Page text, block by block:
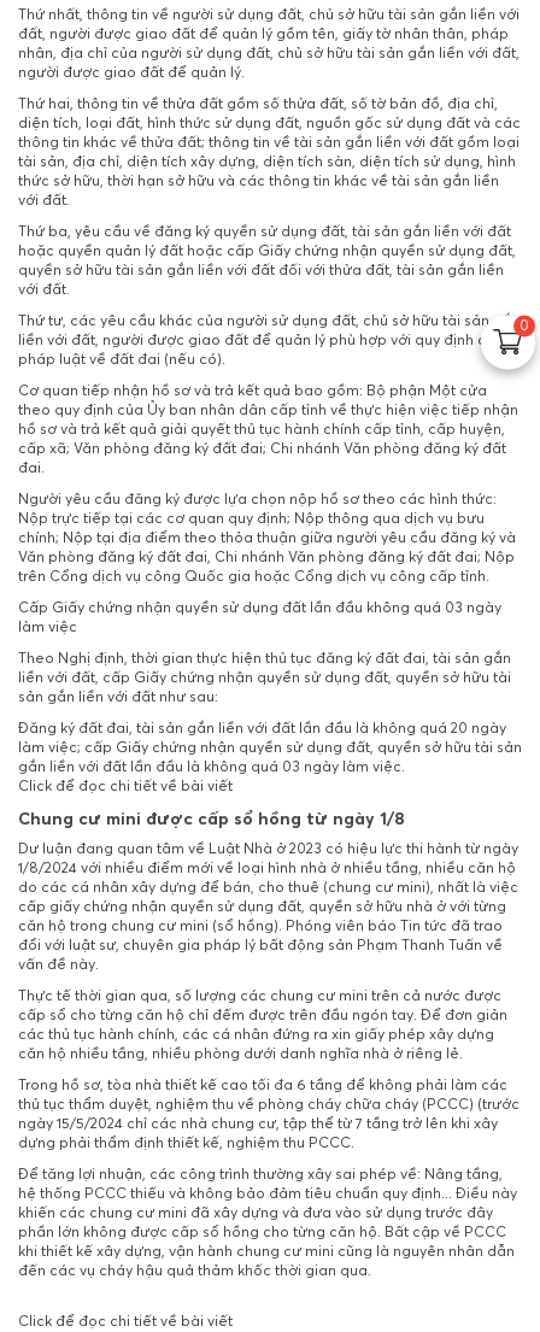
0
Thứ nhất, thông tin về người sử dụng đất, chủ sở hữu tài sản gắn liền với
đất, người được giao đất để quản lý gồm tên, giấy tờ nhân thân, pháp
nhân, địa chỉ của người sử dụng đất, chủ sở hữu tài sản gắn liền với đất,
người được giao đất để quản lý.
Thứ hai, thông tin về thửa đất gồm số thửa đất, số tờ bản đồ, địa chỉ,
diện tích, loại đất, hình thức sử dụng đất, nguồn gốc sử dụng đất và các
thông tin khác về thửa đất; thông tin về tài sản gắn liền với đất gồm loại
tài sản, địa chỉ, diện tích xây dựng, diện tích sàn, diện tích sử dụng, hình
thức sở hữu, thời hạn sở hữu và các thông tin khác về tài sản gắn liền
với đất.
Thứ ba, yêu cầu về đăng ký quyền sử dụng đất, tài sản gắn liền với đất
hoặc quyền quản lý đất hoặc cấp Giấy chứng nhận quyền sử dụng đất,
quyền sở hữu tài sản gắn liền với đất đối với thửa đất, tài sản gắn liền
với đất.
Thứ tư, các yêu cầu khác của người sử dụng đất, chủ sở hữu tài sản gắn
liền với đất, người được giao đất để quản lý phù hợp với quy định của
pháp luật về đất đai (nếu có).
Cơ quan tiếp nhận hồ sơ và trả kết quả bao gồm: Bộ phận Một cửa
theo quy định của Ủy ban nhân dân cấp tỉnh về thực hiện việc tiếp nhận
hồ sơ và trả kết quả giải quyết thủ tục hành chính cấp tỉnh, cấp huyện,
cấp xã; Văn phòng đăng ký đất đai; Chi nhánh Văn phòng đăng ký đất
đai.
Người yêu cầu đăng ký được lựa chọn nộp hồ sơ theo các hình thức:
Nộp trực tiếp tại các cơ quan quy định; Nộp thông qua dịch vụ bưu
chính; Nộp tại địa điểm theo thỏa thuận giữa người yêu cầu đăng ký và
Văn phòng đăng ký đất đai, Chi nhánh Văn phòng đăng ký đất đai; Nộp
trên Cổng dịch vụ công Quốc gia hoặc Cổng dịch vụ công cấp tỉnh.
Cấp Giấy chứng nhận quyền sử dụng đất lần đầu không quá 03 ngày
làm việc
Theo Nghị định, thời gian thực hiện thủ tục đăng ký đất đai, tài sản gắn
liền với đất, cấp Giấy chứng nhận quyền sử dụng đất, quyền sở hữu tài
sản gắn liền với đất như sau:
Đăng ký đất đai, tài sản gắn liền với đất lần đầu là không quá 20 ngày
làm việc; cấp Giấy chứng nhận quyền sử dụng đất, quyền sở hữu tài sản
gắn liền với đất lần đầu là không quá 03 ngày làm việc.
Click để đọc chi tiết về bài viết
Chung cư mini được cấp sổ hồng từ ngày 1/8
Dư luận đang quan tâm về Luật Nhà ở 2023 có hiệu lực thi hành từ ngày
1/8/2024 với nhiều điểm mới về loại hình nhà ở nhiều tầng, nhiều căn hộ
do các cá nhân xây dựng để bán, cho thuê (chung cư mini), nhất là việc
cấp giấy chứng nhận quyền sử dụng đất, quyền sở hữu nhà ở với từng
căn hộ trong chung cư mini (sổ hồng). Phóng viên báo Tin tức đã trao
đổi với luật sư, chuyên gia pháp lý bất động sản Phạm Thanh Tuấn về
vấn đề này.
Thực tế thời gian qua, số lượng các chung cư mini trên cả nước được
cấp sổ cho từng căn hộ chỉ đếm được trên đầu ngón tay. Để đơn giản
các thủ tục hành chính, các cá nhân đứng ra xin giấy phép xây dựng
căn hộ nhiều tầng, nhiều phòng dưới danh nghĩa nhà ở riêng lẻ.
Trong hồ sơ, tòa nhà thiết kế cao tối đa 6 tầng để không phải làm các
thủ tục thẩm duyệt, nghiệm thu về phòng cháy chữa cháy (PCCC) (trước
ngày 15/5/2024 chỉ các nhà chung cư, tập thể từ 7 tầng trở lên khi xây
dựng phải thẩm định thiết kế, nghiệm thu PCCC.
Để tăng lợi nhuận, các công trình thường xây sai phép về: Nâng tầng,
hệ thống PCCC thiếu và không bảo đảm tiêu chuẩn quy định... Điều này
khiến các chung cư mini đã xây dựng và đưa vào sử dụng trước đây
phần lớn không được cấp sổ hồng cho từng căn hộ. Bất cập về PCCC
khi thiết kế xây dựng, vận hành chung cư mini cũng là nguyên nhân dẫn
đến các vụ cháy hậu quả thảm khốc thời gian qua.
Click để đọc chi tiết về bài viết